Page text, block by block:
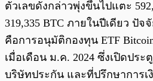
ตัวเลขดังกล่าวพุ่งขึ้นไปแตะ
319,335 BTC ภายในปีเดียว ปั
คือการอนุมัติกองทุน ETF
เมื่อเดือน ม.ค. 2024 ซึ่งเปิดปร
บริษัทประกัน และที่ปรึกษาการเ